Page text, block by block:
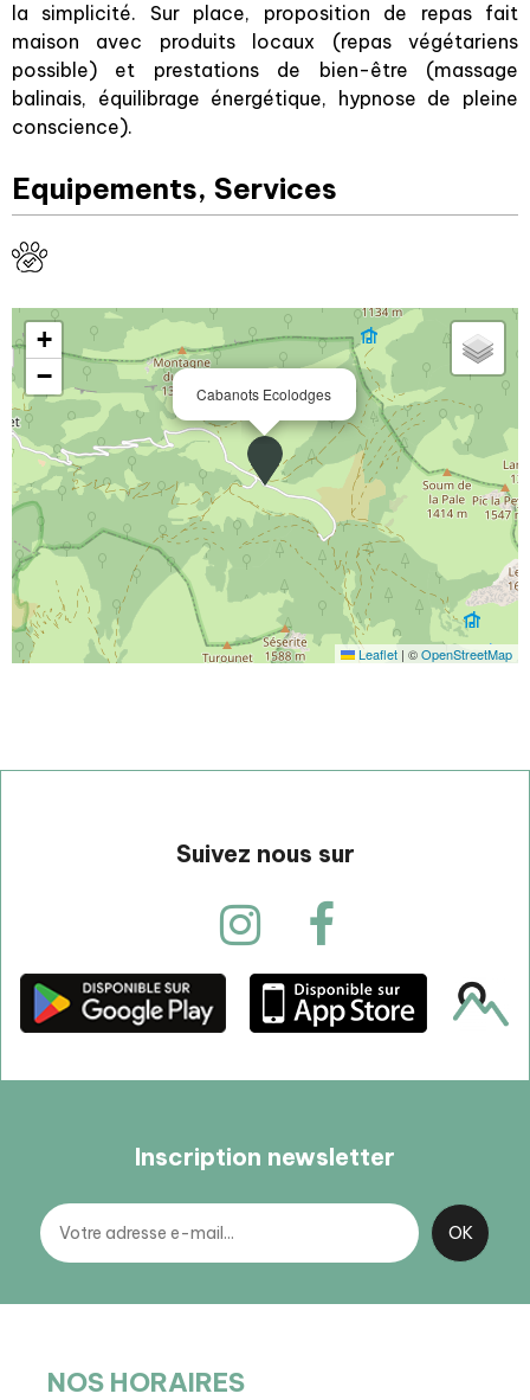
la simplicité. Sur place, proposition de repas fait
maison avec produits locaux (repas végétariens
possible) et prestations de bien-être (massage
balinais, équilibrage énergétique, hypnose de pleine
conscience).
Equipements, Services
Cabanots Ecolodges
+
−
Leaflet | ©OpenStreetMap
Suivez nous sur
Inscription newsletter
NOS HORAIRES